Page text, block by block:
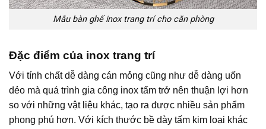
Mẫu bàn ghế inox trang trí cho căn phòng
Đặc điểm của inox trang trí
Với tính chất dễ dàng cán mỏng cũng như dễ dàng uốn
dẻo mà quá trình gia công inox tấm trở nên thuận lợi hơn
so với những vật liệu khác, tạo ra được nhiều sản phẩm
phong phú hơn. Với kích thước bề dày tấm kim loại khác